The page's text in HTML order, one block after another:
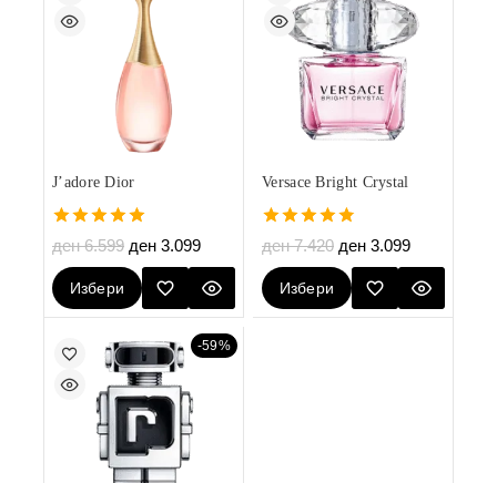
J’adore Dior
5.00
out of 5
ден6.599 ден 3.099
Избери
Опции
Versace Bright Crystal
4.80
out of 5
ден7.420 ден 3.099
Избери
Опции
-59%